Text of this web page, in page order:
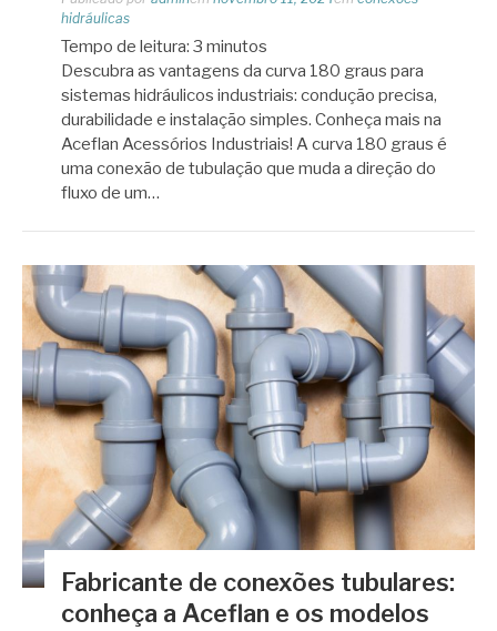
hidráulicas
Tempo de leitura: 3 minutos
Descubra as vantagens da curva 180 graus para
sistemas hidráulicos industriais: condução precisa,
durabilidade e instalação simples. Conheça mais na
Aceflan Acessórios Industriais! A curva 180 graus é
uma conexão de tubulação que muda a direção do
fluxo de um…
Fabricante de conexões tubulares:
conheça a Aceflan e os modelos